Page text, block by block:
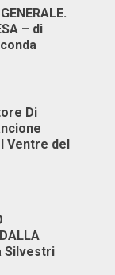
– di
Di
Ventre del
Silvestri